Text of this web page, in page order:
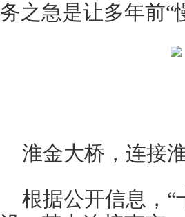
务之急是让多年前“
淮金大桥，连接
根据公开信息，“